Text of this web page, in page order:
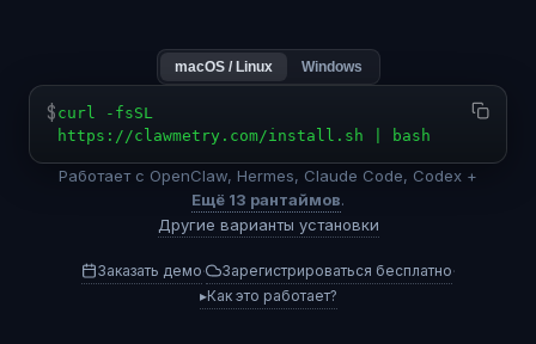
macOS / Linux Windows
$ curl -fsSL
https://clawmetry.com/install.sh | bash
Работает с OpenClaw, Hermes, Claude Code, Codex +
Ещё 13 рантаймов.
Другие варианты установки
Заказать демо· Зарегистрироваться бесплатно·
▸Как это работает?